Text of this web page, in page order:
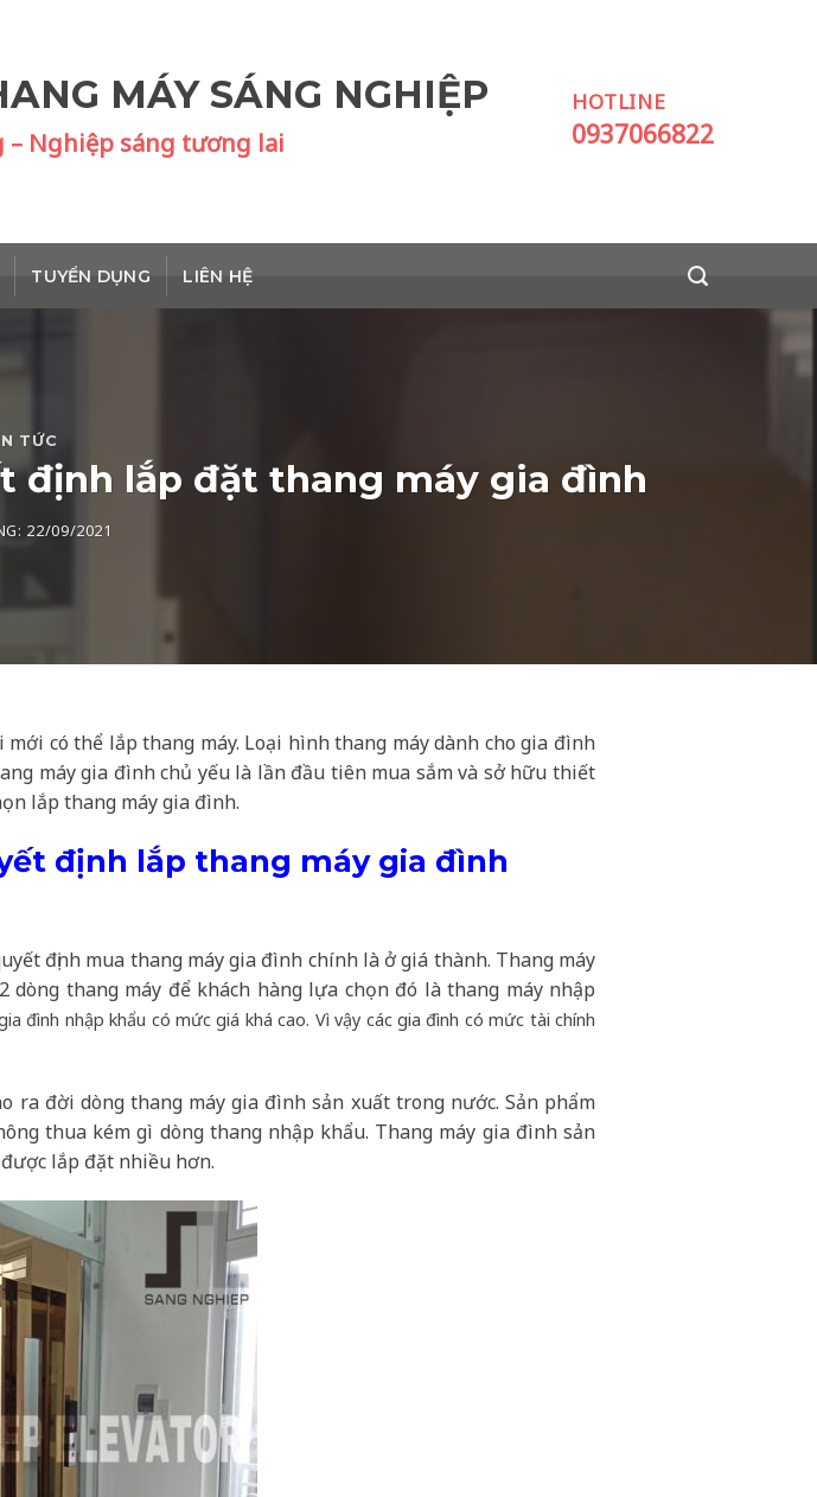
MÁY SÁNG NGHIỆP
– Nghiệp sáng tương lai
HOTLINE
0937066822
TUYỂN DỤNG LIÊN HỆ
TỨC
định lắp đặt thang máy gia đình
22/09/2021
có thể lắp thang máy. Loại hình thang máy dành cho gia đình
máy gia đình chủ yếu là lần đầu tiên mua sắm và sở hữu thiết
lắp thang máy gia đình.
định lắp thang máy gia đình
định mua thang máy gia đình chính là ở giá thành. Thang máy
thang máy để khách hàng lựa chọn đó là thang máy nhập
đình nhập khẩu có mức giá khá cao. Vì vậy các gia đình có mức tài chính
ra đời dòng thang máy gia đình sản xuất trong nước. Sản phẩm
thua kém gì dòng thang nhập khẩu. Thang máy gia đình sản
lắp đặt nhiều hơn.